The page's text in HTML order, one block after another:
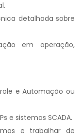
detalhada sobre
em operação,
e Automação ou
e sistemas SCADA.
e trabalhar de